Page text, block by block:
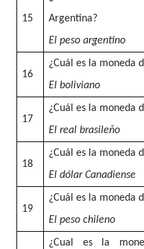
15
Argentina?
El peso argentino
16
¿Cuál es la moneda
El boliviano
17
¿Cuál es la moneda
El real brasileño
18
¿Cuál es la moneda
El dólar Canadiense
19
¿Cuál es la moneda
El peso chileno
¿Cual es la